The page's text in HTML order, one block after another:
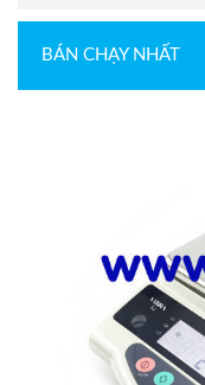
BÁN CHẠY NHẤT